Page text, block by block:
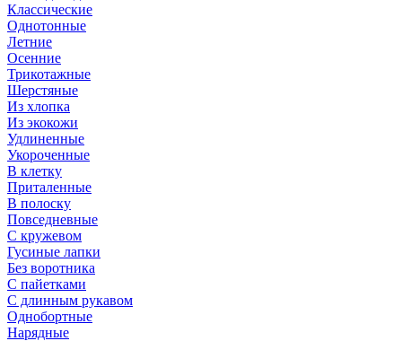
Классические
Однотонные
Летние
Осенние
Трикотажные
Шерстяные
Из хлопка
Из экокожи
Удлиненные
Укороченные
В клетку
Приталенные
В полоску
Повседневные
С кружевом
Гусиные лапки
Без воротника
С пайетками
С длинным рукавом
Однобортные
Нарядные